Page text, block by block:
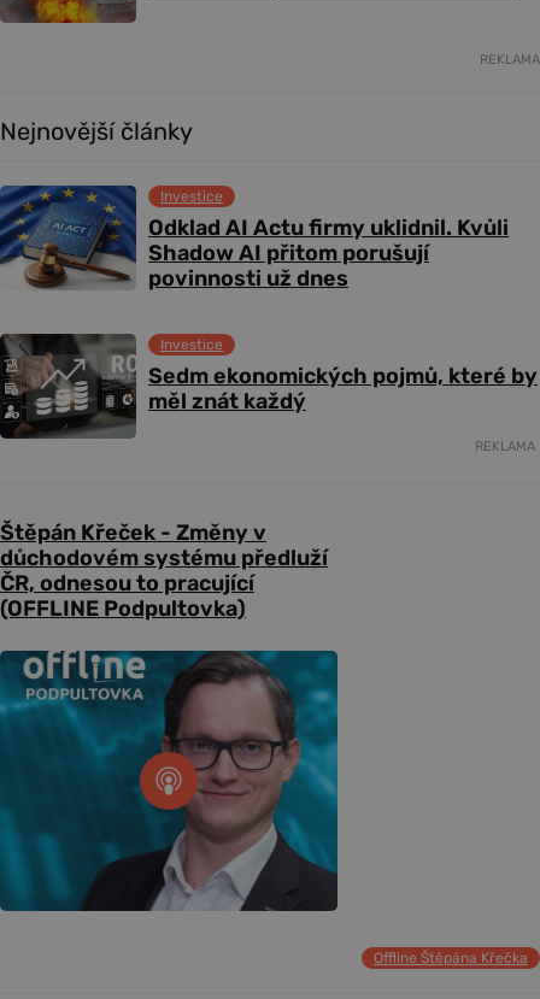
REKLAMA
Nejnovější články
Odklad AI Actu firmy uklidnil. Kvůli
Shadow AI přitom porušují
povinnosti už dnes
Investice
Sedm ekonomických pojmů, které by
měl znát každý
Investice
REKLAMA
Štěpán Křeček - Změny v
důchodovém systému předluží
ČR, odnesou to pracující
(OFFLINE Podpultovka)
Offline Štěpána Křečka